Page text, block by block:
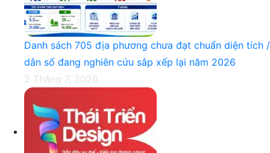
Danh sách 705 địa phương chưa đạt chuẩn diện tích /
dân số đang nghiên cứu sắp xếp lại năm 2026
2 Tháng 7, 2026